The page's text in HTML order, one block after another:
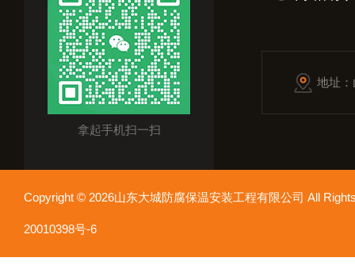
拿起手机扫一扫
地址
Copyright © 2026山东大城防腐保温安装工程有限公司 All
20010398号-6